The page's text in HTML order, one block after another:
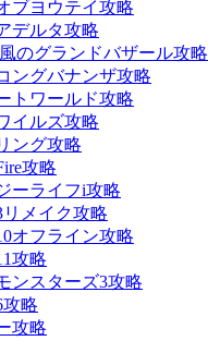
ブヨウテイ攻略
デルタ攻略
のグランドバザール攻略
ングバナンザ攻略
トワールド攻略
イルズ攻略
ング攻略
攻略
ーライフi攻略
リメイク攻略
オフライン攻略
攻略
ンスターズ3攻略
攻略
攻略